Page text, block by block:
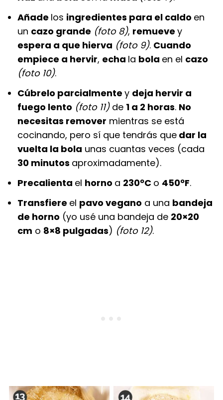
Añade los ingredientes para el caldo en
un cazo grande (foto 8), remueve y
espera a que hierva (foto 9). Cuando
empiece a hervir, echa la bola en el cazo
(foto 10).
Cúbrelo parcialmente y deja hervir a
fuego lento (foto 11)de 1 a 2 horas. No
necesitas remover mientras se está
cocinando, pero sí que tendrás quedar la
vuelta la bola unas cuantas veces (cada
30 minutos aproximadamente).
Precalienta el horno a 230ºC o 450ºF.
Transfiere el pavo vegano a una bandeja
de horno (yo usé una bandeja de 20×20
cm o 8×8 pulgadas) (foto 12).